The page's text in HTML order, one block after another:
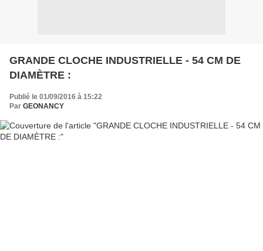
GRANDE CLOCHE INDUSTRIELLE - 54 CM DE
DIAMÈTRE :
Publié le 01/09/2016 à 15:22
Par GEONANCY